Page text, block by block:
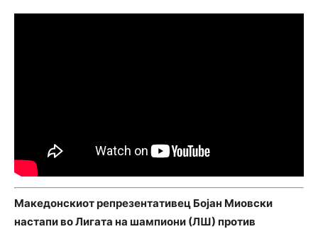
Македонскиот репрезентативец Бојан Миовски
настапи во Лигата на шампиони (ЛШ) против